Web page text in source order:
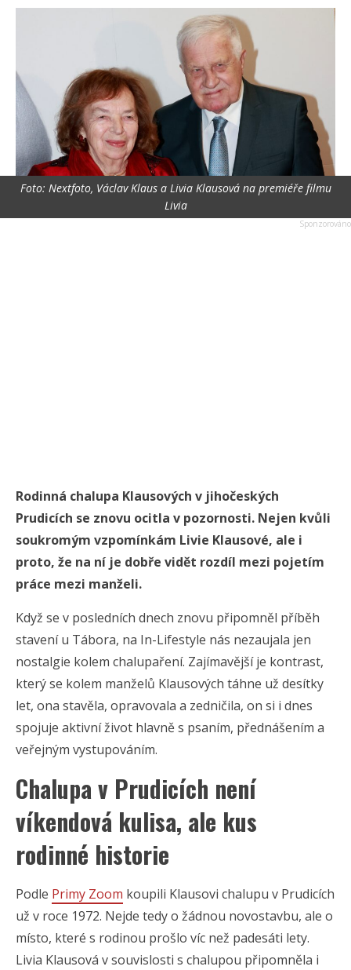
Foto: Nextfoto, Václav Klaus a Livia Klausová na premiéře filmu
Livia
Rodinná chalupa Klausových v jihočeských
Prudicích se znovu ocitla v pozornosti. Nejen kvůli
soukromým vzpomínkám Livie Klausové, ale i
proto, že na ní je dobře vidět rozdíl mezi pojetím
práce mezi manželi.
Když se v posledních dnech znovu připomněl příběh
stavení u Tábora, na In-Lifestyle nás nezaujala jen
nostalgie kolem chalupaření. Zajímavější je kontrast,
který se kolem manželů Klausových táhne už desítky
let, ona stavěla, opravovala a zedničila, on si i dnes
spojuje aktivní život hlavně s psaním, přednášením a
veřejným vystupováním.
Chalupa v Prudicích není
víkendová kulisa, ale kus
rodinné historie
Podle Primy Zoom koupili Klausovi chalupu v Prudicích
už v roce 1972. Nejde tedy o žádnou novostavbu, ale o
místo, které s rodinou prošlo víc než padesáti lety.
Livia Klausová v souvislosti s chalupou připomněla i